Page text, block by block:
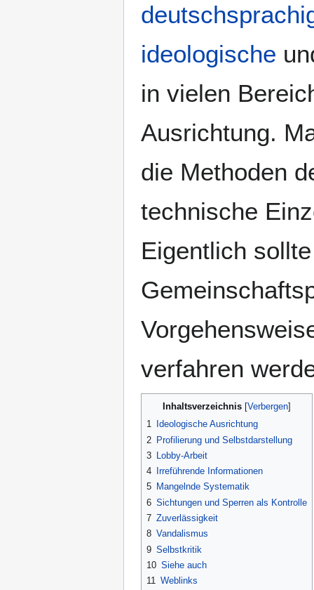
ideologische
in vielen
Ausrichtung.
die Methoden
technische
Eigentlich
verfahren
Inhaltsverzeichnis
1
Ideologische Ausrichtung
2 Profilierung und Selbstdarstellung
3
Lobby-Arbeit
4
Irreführende Informationen
5 Mangelnde Systematik
6 Sichtungen und Sperren als Kontrolle
7 Zuverlässigkeit
8 Vandalismus
9 Selbstkritik
10 Siehe auch
11 Weblinks